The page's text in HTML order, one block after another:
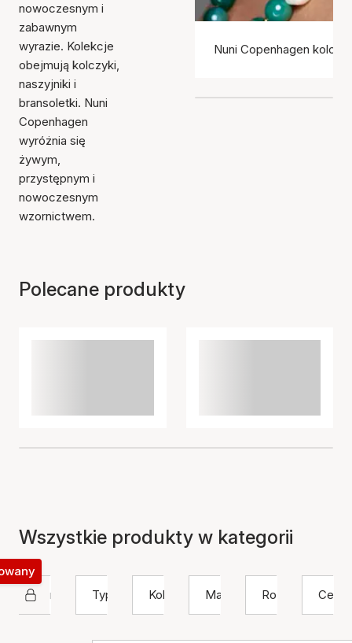
nowoczesnym i
zabawnym
wyrazie. Kolekcje
obejmują kolczyki,
naszyjniki i
bransoletki. Nuni
Copenhagen
wyróżnia się
żywym,
przystępnym i
nowoczesnym
wzornictwem.
Nuni Copenhagen
Polecane produkty
Wszystkie produkty w kategorii
Nuni Copenhagen
Typ
Kolor Materiał Rozmiar Cena